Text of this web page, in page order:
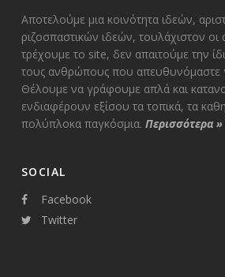
Αποτελούμε μια κοινότητα ιδεών,
ριζοσπαστικών ιδεών, τουλάχιστον
τρέχουμε το site, δεν απαιτούμε την
τους ανθρώπους που απευθυνόμαστε
Θέλουμε να γράφουμε απλά και
ενδιαφέρουν εξίσου τα τοπικά, τα
πολύπλοκα παγκόσμια. Περισσότερα»
SOCIAL
Facebook
Twitter